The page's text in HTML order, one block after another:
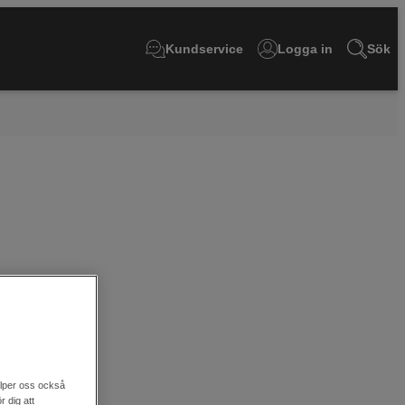
Kundservice Logga in Sök
oss också
dig att